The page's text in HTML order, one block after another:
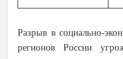
Разрыв в социально-
регионов России